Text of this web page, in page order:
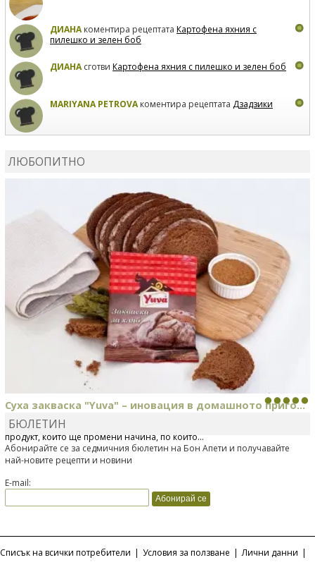
ДИАНАкоментира рецептата Картофена яхния с
пилешко и зелен боб
ДИАНАсготви Картофена яхния с пилешко и зелен боб
MARIYANA PETROVAкоментира рецептата Дзадзики
ЛЮБОПИТНО
Суха закваска "Yuva" – иновация в домашното приго...
Отскоро Лесафр България стартира предлагането на изцяло нов
продукт, който ще промени начина, по който...
БЮЛЕТИН
Абонирайте се за седмичния бюлетин на Бон Апети и получавайте
най-новите рецепти и новини
E-mail:
Списък на всички потребители | Условия за ползване | Лични данни |